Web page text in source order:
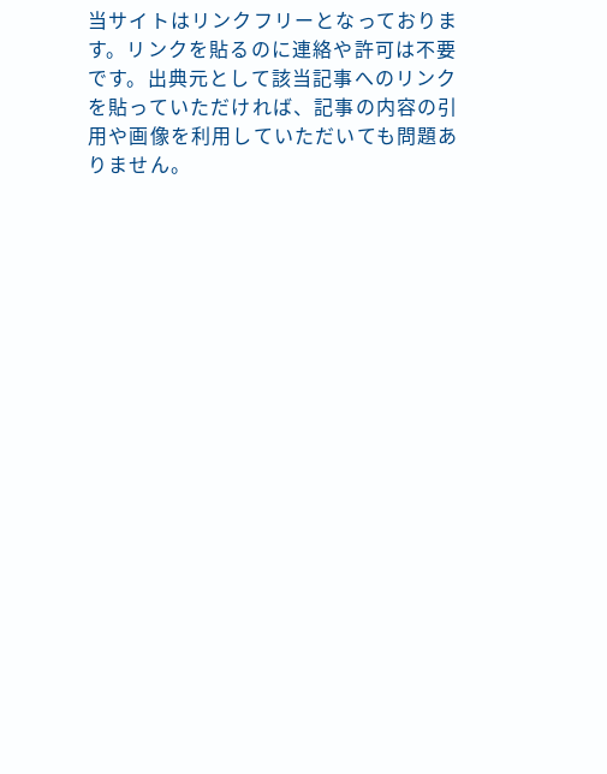
当サイトはリンクフリーとなっておりま
す。リンクを貼るのに連絡や許可は不要
です。出典元として該当記事へのリンク
を貼っていただければ、記事の内容の引
用や画像を利用していただいても問題あ
りません。